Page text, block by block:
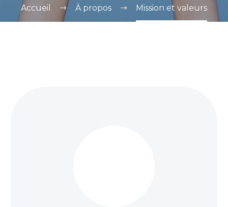
Accueil À propos Mission et valeurs